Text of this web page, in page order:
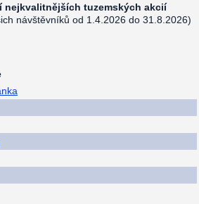
nejkvalitnějších tuzemských akcií
návštěvníků od 1.4.2026 do 31.8.2026)